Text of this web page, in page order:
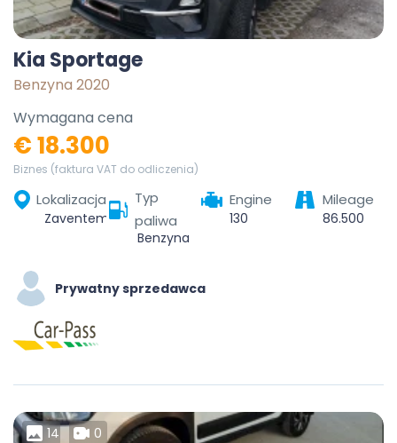
Kia Sportage
Benzyna 2020
Wymagana cena
€ 18.300
Biznes (faktura VAT do odliczenia)
Lokalizacja
Zaventem, Halle-Vilvoorde, Flemish Brabant, Flanders, Belgium
Typ
paliwa
Benzyna
Engine
130
Mileage
86.500
Prywatny sprzedawca
14 0